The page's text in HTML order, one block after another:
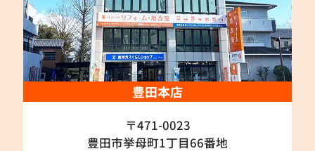
豊田本店
〒471-0023
豊田市挙母町1丁目66番地